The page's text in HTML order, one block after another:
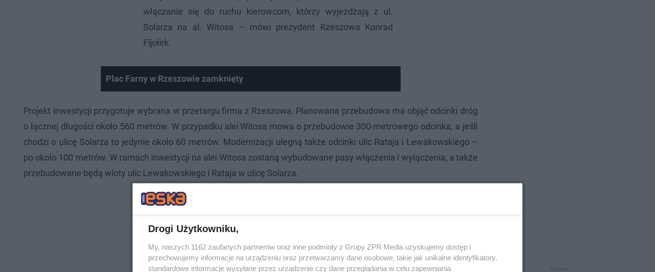
włączanie się do ruchu kierowcom, którzy wyjeżdżają z ul.
Solarza na al. Witosa – mówi prezydent Rzeszowa Konrad
Fijołek.
Plac Farny w Rzeszowie zamknięty
Projekt inwestycji przygotuje wybrana w przetargu firma z Rzeszowa. Planowana przebudowa ma objąć odcinki dróg
o łącznej długości około 560 metrów. W przypadku alei Witosa mowa o przebudowie 300-metrowego odcinka, a jeśli
chodzi o ulicę Solarza to jedynie około 60 metrów. Modernizacji ulegną także odcinki ulic Rataja i Lewakowskiego –
po około 100 metrów. W ramach inwestycji na alei Witosa zostaną wybudowane pasy włączenia i wyłączenia, a także
przebudowane będą wloty ulic Lewakowskiego i Rataja w ulicę Solarza.
Drogi Użytkowniku,
My, naszych 1162 zaufanych partnerów oraz inne podmioty z Grupy ZPR Media uzyskujemy dostęp i
przechowujemy informacje na urządzeniu oraz przetwarzamy dane osobowe, takie jak unikalne identyfikatory,
standardowe informacje wysyłane przez urządzenie czy dane przeglądania w celu zapewniania